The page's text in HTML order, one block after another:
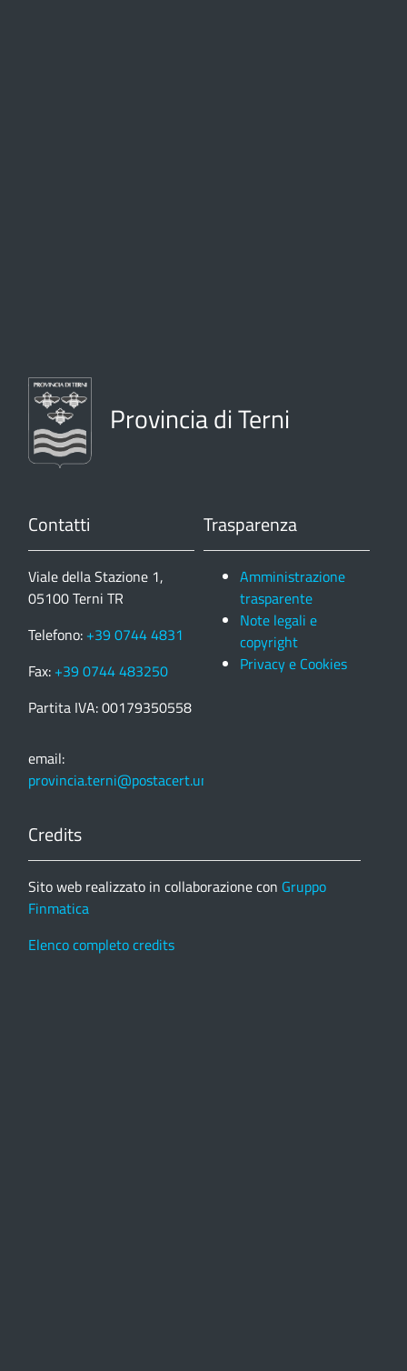
Provincia di Terni
Contatti
Viale della Stazione 1,
05100 Terni TR
Telefono: +39 0744 4831
Fax: +39 0744 483250
Partita IVA: 00179350558
email:
provincia.terni@postacert.umbria.it
Trasparenza
Amministrazione
trasparente
Note legali e
copyright
Privacy e Cookies
Credits
Sito web realizzato in collaborazione con Gruppo
Finmatica
Elenco completo credits